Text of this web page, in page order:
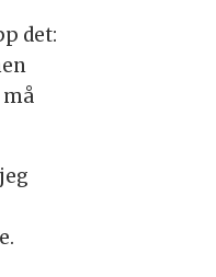
det: